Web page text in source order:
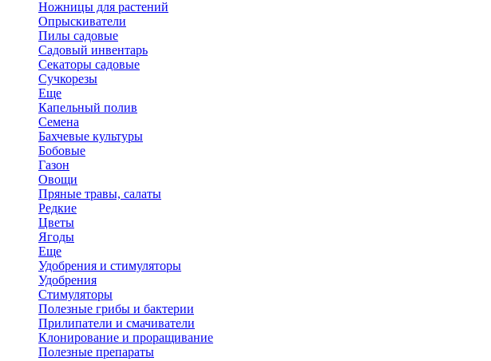
Ножницы для растений
Опрыскиватели
Пилы садовые
Садовый инвентарь
Секаторы садовые
Сучкорезы
Еще
Капельный полив
Семена
Бахчевые культуры
Бобовые
Газон
Овощи
Пряные травы, салаты
Редкие
Цветы
Ягоды
Еще
Удобрения и стимуляторы
Удобрения
Стимуляторы
Полезные грибы и бактерии
Прилипатели и смачиватели
Клонирование и проращивание
Полезные препараты